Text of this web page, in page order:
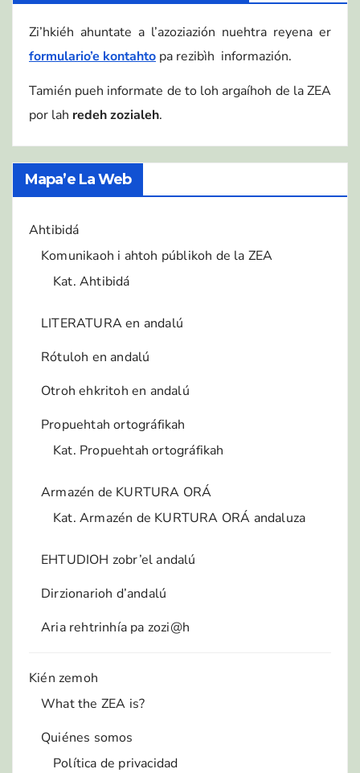
Zi’hkiéh ahuntate a l’azoziazión nuehtra reyena er
formulario’e kontahto pa rezibìh informazión.
Tamién pueh informate de to loh argaíhoh de la ZEA
por lah redeh zozialeh.
Mapa’e La Web
Ahtibidá
Komunikaoh i ahtoh públikoh de la ZEA
Kat. Ahtibidá
LITERATURA en andalú
Rótuloh en andalú
Otroh ehkritoh en andalú
Propuehtah ortográfikah
Kat. Propuehtah ortográfikah
Armazén de KURTURA ORÁ
Kat. Armazén de KURTURA ORÁ andaluza
EHTUDIOH zobr’el andalú
Dirzionarioh d’andalú
Aria rehtrinhía pa zozi@h
Kién zemoh
What the ZEA is?
Quiénes somos
Política de privacidad